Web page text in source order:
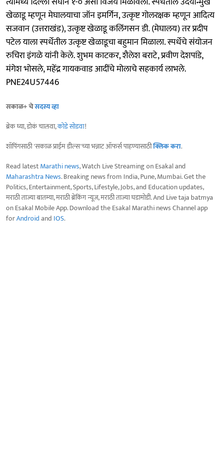
खेळाडू म्हणून मेघालयाचा जॉन इमर्गिन, उत्कृष्ट गोलरक्षक म्हणून आदित्य
सजवान (उत्तराखंड), उत्कृष्ट खेळाडू कलिंगसन डी. (मेघालय) तर प्रदीप
पटेल याला स्पर्धेतील उत्कृष्ट खेळाडूचा बहुमान मिळाला. स्पर्धेचे संयोजन
रुचिरा इंगळे यांनी केले. शुभम काटकर, शैलेश बराटे, प्रवीण देशपांडे,
मंगेश भोसले, महेंद्र गायकवाड आदींचे मोलाचे सहकार्य लाभले.
PNE24U57446
सकाळ+ चेसदस्य व्हा
ब्रेक घ्या, डोकं चालवा,कोडे सोडवा!
शॉपिंगसाठी 'सकाळ प्राईम डील्स'च्या भन्नाट ऑफर्स पाहण्यासाठीक्लिक करा.
Read latestMarathi news, Watch Live Streaming on Esakal and
Maharashtra News. Breaking news from India, Pune, Mumbai. Get the
Politics, Entertainment, Sports, Lifestyle, Jobs, and Education updates,
मराठी ताज्या बातम्या, मराठी ब्रेकिंग न्यूज, मराठी ताज्या घडामोडी. And Live taja batmya
on Esakal Mobile App. Download the Esakal Marathi news Channel app
forAndroidand IOS.